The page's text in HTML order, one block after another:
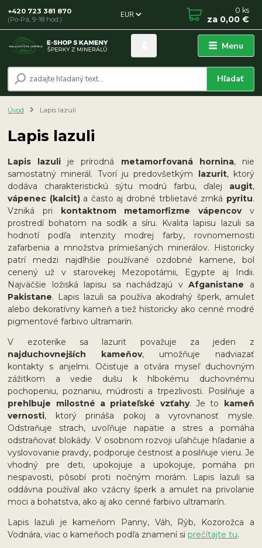
Menu
EUR
Hľadať
+420 723 381 870
(Po-Pá, 9-18 hod.)
0 ks
za 0,00 €
Úvod Lapis lazuli
Lapis lazuli
Lapis lazuli je prírodná metamorfovaná hornina, nie
samostatný minerál. Tvorí ju predovšetkým lazurit, ktorý
dodáva charakteristickú sýtu modrú farbu, ďalej augit,
vápenec (kalcit)a často aj drobné trblietavé zrnká pyritu.
Vzniká pri kontaktnom metamorfizme vápencovv
prostredí bohatom na sodík a síru. Kvalita lapisu lazuli sa
hodnotí podľa intenzity modrej farby, rovnomernosti
zafarbenia a množstva prímiešaných minerálov. Historicky
patrí medzi najdlhšie používané ozdobné kamene, bol
cenený už v starovekej Mezopotámii, Egypte aj Indii.
Najväčšie ložiská lapisu sa nachádzajú vAfganistane a
Pakistane. Lapis lazuli sa používa akodrahý šperk, amulet
alebo dekoratívny kameň a tiež historicky ako cenné modré
pigmentové farbivo ultramarín.
V ezoterike sa lazurit považuje za jeden z
najduchovnejších kameňov, umožňuje nadviazať
kontakty s anjelmi. Očisťuje a otvára myseľ duchovným
zážitkom a vedie dušu k hlbokému duchovnému
pochopeniu, poznaniu, múdrosti a trpezlivosti. Posilňuje a
prehlbuje milostné a priateľské vzťahy. Je to kameň
vernosti, ktorý prináša pokoj a vyrovnanosť mysle.
Odstraňuje strach, uvoľňuje napätie a stres a pomáha
odstraňovať blokády. V osobnom rozvoji uľahčuje hľadanie a
vyslovovanie pravdy, podporuje čestnosť a posilňuje vieru. Je
vhodný pre deti, upokojuje a upokojuje, pomáha pri
nespavosti, pôsobí proti nočným morám. Lapis lazuli sa
oddávna používal ako vzácny šperk a amulet na privolanie
moci a bohatstva, ako aj ako cenné farbivo ultramarín.
Lapis lazuli je kameňom Panny, Váh, Rýb, Kozorožca a
Vodnára, viac o kameňoch podľa znamení siprečítajte tu.